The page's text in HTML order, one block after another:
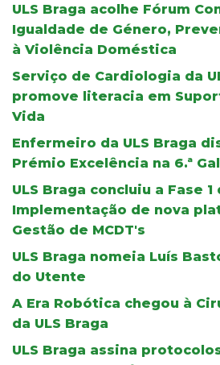
ULS Braga acolhe Fórum
Igualdade de Género,
à Violência Doméstica
Serviço de Cardiologia da
promove literacia em
Vida
Enfermeiro da ULS Braga
Prémio Excelência na 6.ª
ULS Braga concluiu a Fase 1
Implementação de nova
Gestão de MCDT's
ULS Braga nomeia Luís
do Utente
A Era Robótica chegou à
da ULS Braga
ULS Braga assina